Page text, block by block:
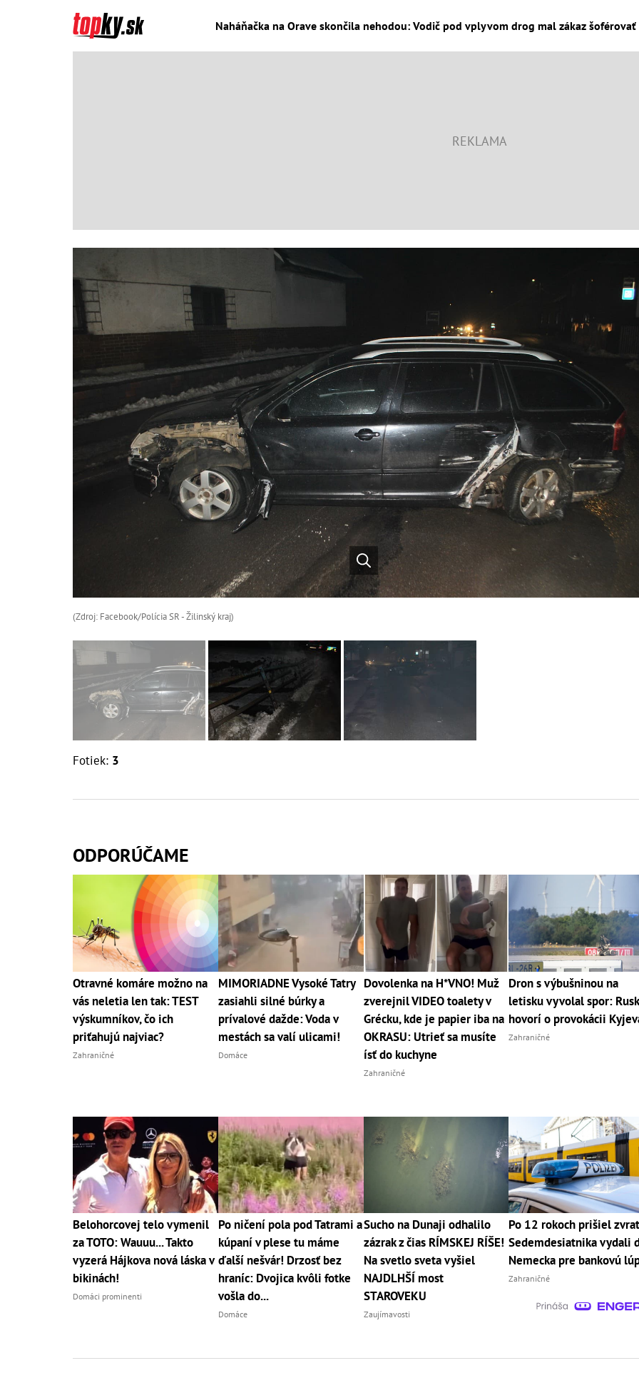
Naháňačka na Orave skončila nehodou: Vodič pod vplyvom drog mal zákaz
(Zdroj: Facebook/Polícia SR - Žilinský kraj )
Fotiek: 3
ODPORÚČAME
Otravné komáre možno na
vás neletia len tak: TEST
výskumníkov, čo ich
priťahujú najviac?
Zahraničné
MIMORIADNE Vysoké Tatry
zasiahli silné búrky a
prívalové dažde: Voda v
mestách sa valí ulicami!
Domáce
Dovolenka na H*VNO! Muž
zverejnil VIDEO toalety v
Grécku, kde je papier iba na
OKRASU: Utrieť sa musíte
ísť do kuchyne
Zahraničné
Dron s výbušninou na
letisku vyvolal spor:
hovorí o provokácii
Zahraničné
Belohorcovej telo vymenil
za TOTO: Wauuu... Takto
vyzerá Hájkova nová láska v
bikinách!
Domáci prominenti
Po ničení pola pod Tatrami a
kúpaní v plese tu máme
ďalší nešvár! Drzosť bez
hraníc: Dvojica kvôli fotke
vošla do...
Domáce
Sucho na Dunaji odhalilo
zázrak z čias RÍMSKEJ RÍŠE!
Na svetlo sveta vyšiel
NAJDLHŠÍ most
STAROVEKU
Zaujímavosti
Po 12 rokoch prišiel
Sedemdesiatnika vydali
Nemecka pre bankovú
Zahraničné